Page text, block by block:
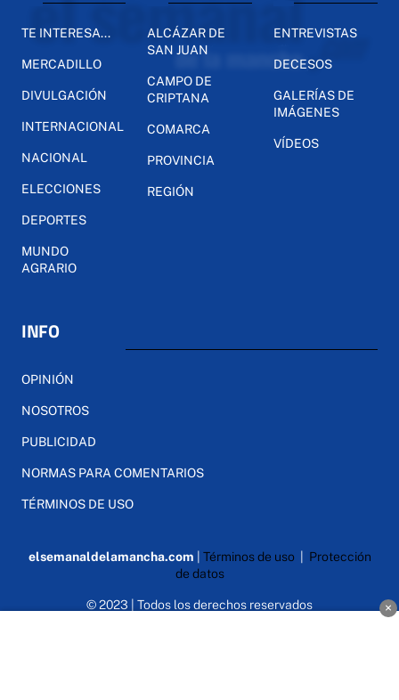
TE INTERESA...
MERCADILLO
DIVULGACIÓN
INTERNACIONAL
NACIONAL
ELECCIONES
DEPORTES
MUNDO
AGRARIO
ALCÁZAR DE
SAN JUAN
CAMPO DE
CRIPTANA
COMARCA
PROVINCIA
REGIÓN
ENTREVISTAS
DECESOS
GALERÍAS DE
IMÁGENES
VÍDEOS
INFO
OPINIÓN
NOSOTROS
PUBLICIDAD
NORMAS PARA COMENTARIOS
TÉRMINOS DE USO
elsemanaldelamancha.com Términos de uso| Protección
de datos
© 2023 | Todos los derechos reservados ×